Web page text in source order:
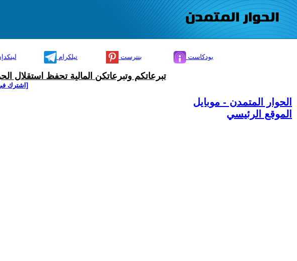
تيلكرام بنترست بودكاست
تبرعاتكم وتبرعاتكن المالية تحفظ استقلال
[اشترك
الحوار المتمدن - موبايل
الموقع الرئيسي